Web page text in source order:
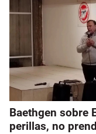
Baethgen sobre
perillas, no